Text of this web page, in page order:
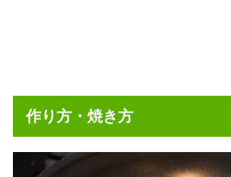
作り方・焼き方